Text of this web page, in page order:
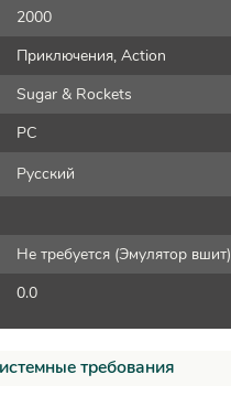
2000
Приключения, Action
Sugar & Rockets
PC
Русский
Не требуется (Эмулятор вшит)
0.0
требования